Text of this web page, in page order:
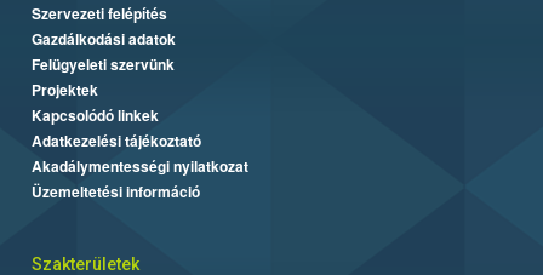
Szervezeti felépítés
Gazdálkodási adatok
Felügyeleti szervünk
Projektek
Kapcsolódó linkek
Adatkezelési tájékoztató
Akadálymentességi nyilatkozat
Üzemeltetési információ
Szakterületek